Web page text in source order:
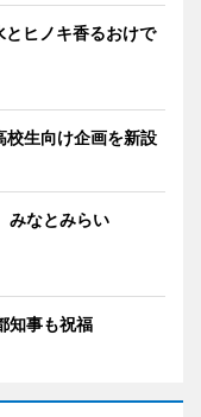
ヒノキ香るおけで
生向け企画を新設
みなとみらい
知事も祝福